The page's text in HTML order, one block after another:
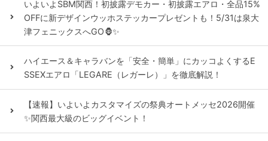
いよいよSBM関西！初披露デモカー・初披露エアロ・全品15%
OFFに新デザインウッホステッカープレゼントも！5/31は泉大
津フェニックスへGO🦍✨
ハイエース＆キャラバンを「安全・簡単」にカッコよくするE
SSEXエアロ「LEGARE（レガーレ）」を徹底解説！
【速報】いよいよカスタマイズの祭典オートメッセ2026開催
✨関西最大級のビッグイベント！